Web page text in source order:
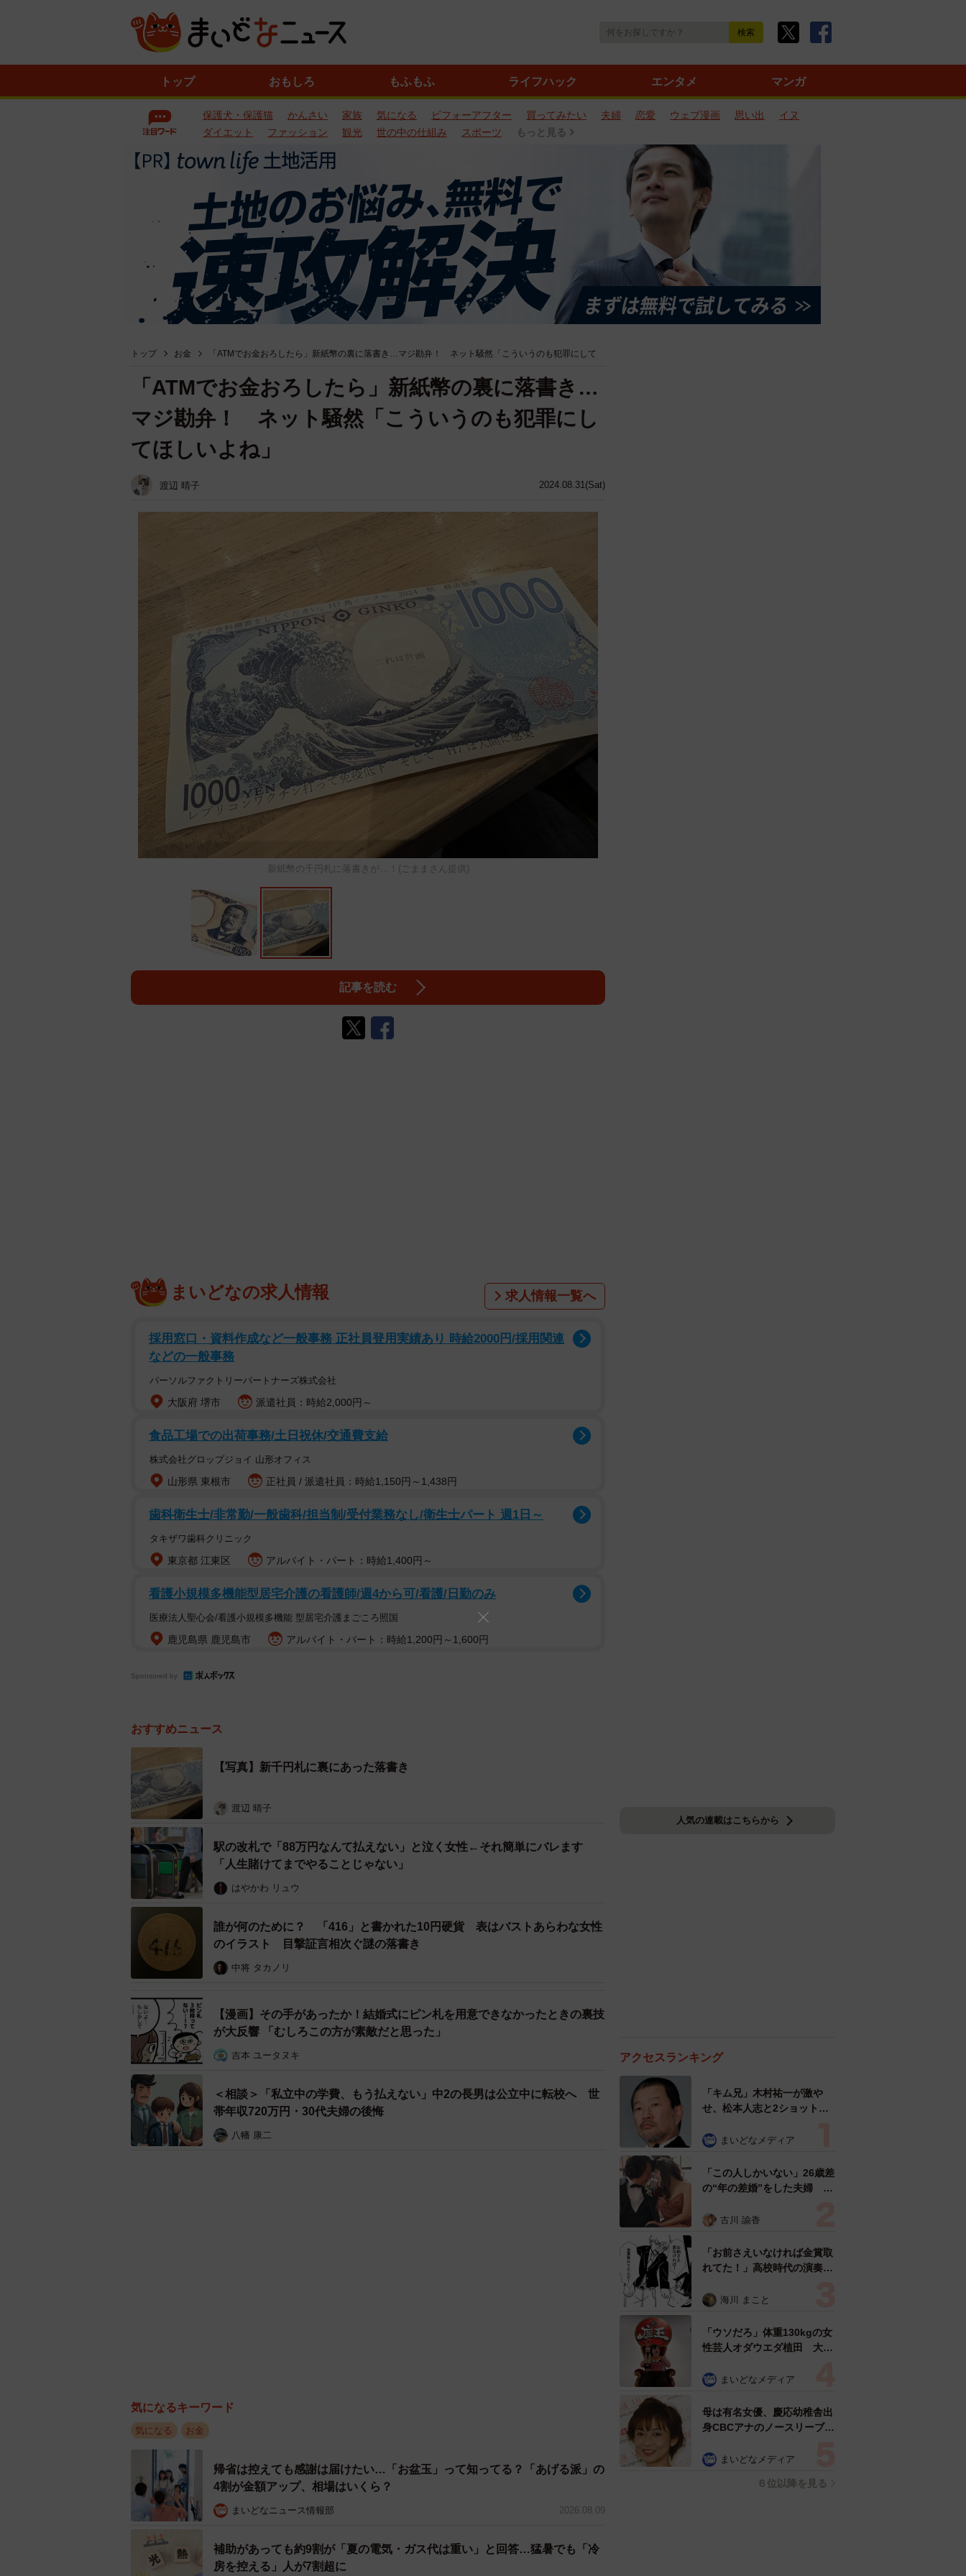
トップ おもしろ もふもふ ライフハック エンタメ マンガ
保護犬・保護猫 かんさい 家族 気になる ビフォーアフター 買ってみたい 夫婦 恋愛 ウェブ漫画 思い出
イヌ
ダイエット
ファッション 観光 世の中の仕組み スポーツ もっと見る
トップ お金 「ATMでお金おろしたら」新紙幣の裏に落書き…マジ勘弁！ ネット騒然「こういうのも犯罪にして
2024.08.31(Sat)
「ATMでお金おろしたら」新紙幣の裏に落書き…
マジ勘弁！ ネット騒然「こういうのも犯罪にし
てほしいよね」
渡辺 晴子
新紙幣の千円札に落書きが…！(ごままさん提供)
記事を読む
まいどなの求人情報 求人情報一覧へ
採用窓口・資料作成など一般事務 正社員登用実績あり 時給2000円/採用関連
などの一般事務
パーソルファクトリーパートナーズ株式会社
大阪府 堺市 派遣社員：時給2,000円～
食品工場での出荷事務/土日祝休/交通費支給
株式会社グロップジョイ 山形オフィス
山形県 東根市 正社員 / 派遣社員：時給1,150円～1,438円
歯科衛生士/非常勤/一般歯科/担当制/受付業務なし/衛生士パート 週1日～
タキザワ歯科クリニック
東京都 江東区 アルバイト・パート：時給1,400円～
看護小規模多機能型居宅介護の看護師/週4から可/看護/日勤のみ
医療法人聖心会/看護小規模多機能 型居宅介護まごころ照国
鹿児島県 鹿児島市 アルバイト・パート：時給1,200円～1,600円
Sponsored by
おすすめニュース
【写真】新千円札に裏にあった落書き
渡辺 晴子
駅の改札で「88万円なんて払えない」と泣く女性←それ簡単にバレます
「人生賭けてまでやることじゃない」
はやかわ リュウ
誰が何のために？ 「416」と書かれた10円硬貨 表はバストあらわな女性
のイラスト 目撃証言相次ぐ謎の落書き
中将 タカノリ
【漫画】その手があったか！結婚式にピン札を用意できなかったときの裏技
が大反響 「むしろこの方が素敵だと思った」
吉本 ユータヌキ
＜相談＞「私立中の学費、もう払えない」中2の長男は公立中に転校へ 世
帯年収720万円・30代夫婦の後悔
八幡 康二
気になるキーワード
気になる お金
帰省は控えても感謝は届けたい…「お盆玉」って知ってる？「あげる派」の
4割が金額アップ、相場はいくら？
まいどなニュース情報部 2026.08.09
補助があっても約9割が「夏の電気・ガス代は重い」と回答…猛暑でも「冷
房を控える」人が7割超に
人気の連載はこちらから
アクセスランキング
「キム兄」木村祐一が激や
せ、松本人志と2ショット
「テキヤの兄さん」
まいどなメディア
「この人しかいない」26歳差
の“年の差婚”をした夫婦 出
た？ 今の思いを聞いた
古川 諭香
「お前さえいなければ金賞取
れてた！」高校時代の演奏会
生は楽器修理職人に 10年後
ぬ申し出【漫画】
海川 まこと
「ウソだろ」体重130kgの女
性芸人オダウエダ植田 大学
で」 まいどなメディア
母は有名女優、慶応幼稚舎出
身CBCアナのノースリーブ姿
る」「天使の笑顔」
まいどなメディア
６位以降を見る